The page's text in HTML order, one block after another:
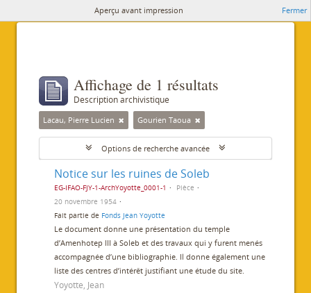
Aperçu avant impression Fermer
Affichage de 1 résultats
Description archivistique
Lacau, Pierre Lucien Gourien Taoua
Options de recherche avancée
Notice sur les ruines de Soleb
EG-IFAO-FJY-1-ArchYoyotte_0001-1
Pièce
20 novembre 1954
Fait partie de Fonds Jean Yoyotte
Le document donne une présentation du temple
d’Amenhotep III à Soleb et des travaux qui y furent menés
accompagnée d’une bibliographie. Il donne également une
liste des centres d’intérêt justifiant une étude du site.
Yoyotte, Jean